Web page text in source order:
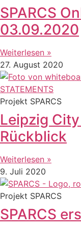
SPARCS
03.09.2020
Weiterlesen »
27. August 2020
Projekt SPARCS
Leipzig
Rückblick
Weiterlesen »
9. Juli 2020
Projekt SPARCS
SPARCS